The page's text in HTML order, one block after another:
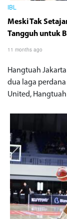
IBL
Meski Tak
Tangguh untuk
11 months ago
Hangtuah
dua laga
United,